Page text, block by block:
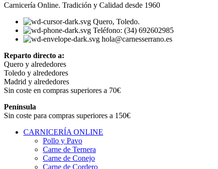
Carnicería Online. Tradición y Calidad desde 1960
Quero, Toledo.
Teléfono: (34) 692602985
hola@carnesserrano.es
Reparto directo a:
Quero y alrededores
Toledo y alrededores
Madrid y alrededores
Sin coste en compras superiores a 70€
Península
Sin coste para compras superiores a 150€
CARNICERÍA ONLINE
Pollo y Pavo
Carne de Ternera
Carne de Conejo
Carne de Cordero